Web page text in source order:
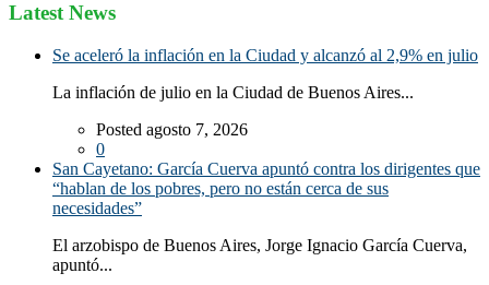
Latest News
Se aceleró la inflación en la Ciudad y alcanzó al 2,9% en julio
La inflación de julio en la Ciudad de Buenos Aires...
Posted agosto 7, 2026
0
San Cayetano: García Cuerva apuntó contra los dirigentes que
“hablan de los pobres, pero no están cerca de sus
necesidades”
El arzobispo de Buenos Aires, Jorge Ignacio García Cuerva,
apuntó...